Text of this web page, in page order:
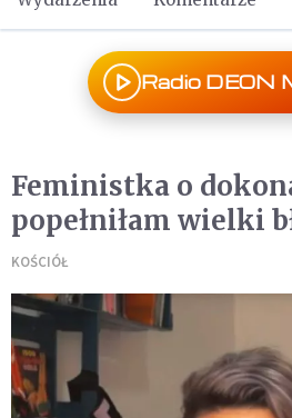
Radio DEON
Feministka o
popełniłam wielki
KOŚCIÓŁ